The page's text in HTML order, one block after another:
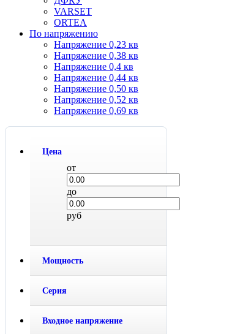
VARSET
ORTEA
По напряжению
Напряжение 0,23 кв
Напряжение 0,38 кв
Напряжение 0,4 кв
Напряжение 0,44 кв
Напряжение 0,50 кв
Напряжение 0,52 кв
Напряжение 0,69 кв
Цена
от
до
руб
Мощность
Серия
Входное напряжение